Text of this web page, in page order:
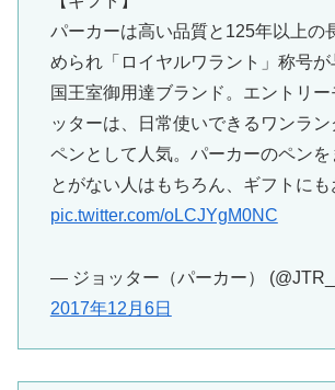
パーカーは高い品質と125年以上の
められ「ロイヤルワラント」称号
国王室御用達ブランド。エントリー
ッターは、日常使いできるワンラ
ペンとして人気。パーカーのペンを
とがない人はもちろん、ギフトにも
pic.twitter.com/oLCJYgM0NC
— ジョッター（パーカー）
2017年12月6日